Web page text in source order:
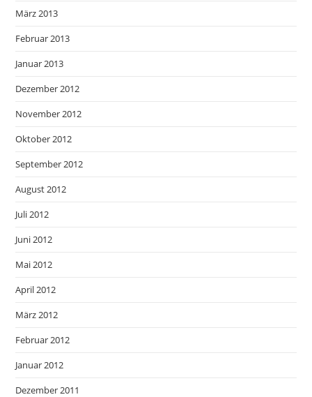
März 2013
Februar 2013
Januar 2013
Dezember 2012
November 2012
Oktober 2012
September 2012
August 2012
Juli 2012
Juni 2012
Mai 2012
April 2012
März 2012
Februar 2012
Januar 2012
Dezember 2011